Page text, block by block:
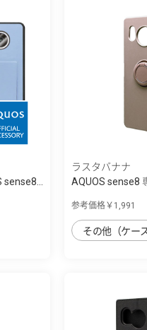
ラスタバナナ
AQUOS sense8
参考価格￥1,991
その他（ケース